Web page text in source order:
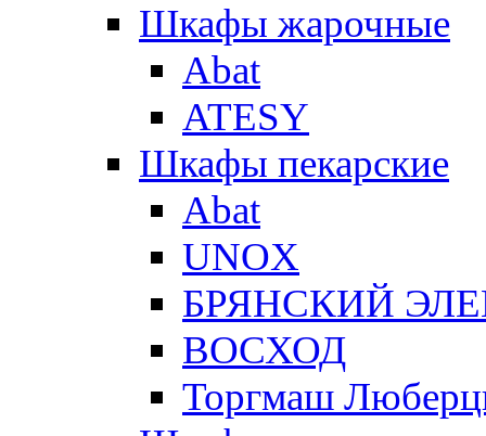
Шкафы жарочные
Abat
ATESY
Шкафы пекарские
Abat
UNOX
БРЯНСКИЙ
ВОСХОД
Торгмаш